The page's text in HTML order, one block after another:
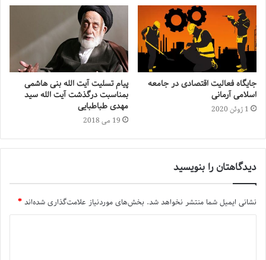
جایگاه فعالیت اقتصادی در جامعه
اسلامی آرمانی
1 ژوئن 2020
پیام تسلیت آیت الله بنی هاشمی
بمناسبت درگذشت آیت الله سید
مهدی طباطبایی
19 می 2018
دیدگاهتان را بنویسید
نشانی ایمیل شما منتشر نخواهد شد. بخش‌های موردنیاز علامت‌گذاری شده‌اند*